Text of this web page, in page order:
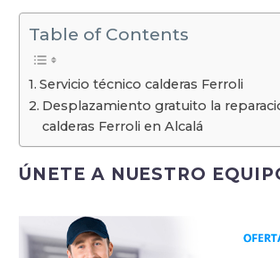
Table of Contents
Servicio técnico calderas Ferroli
Desplazamiento gratuito la
calderas Ferroli en Alcalá
ÚNETE A NUESTRO